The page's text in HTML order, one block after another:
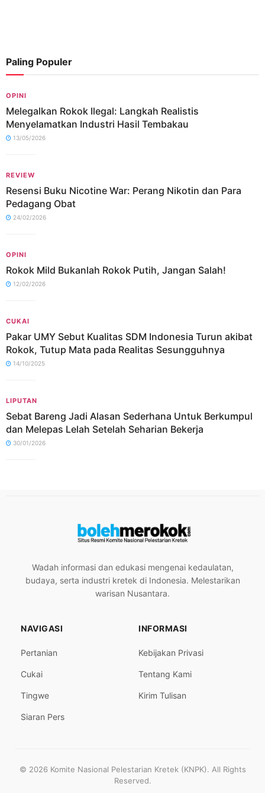
Paling Populer
OPINI
Melegalkan Rokok Ilegal: Langkah Realistis
Menyelamatkan Industri Hasil Tembakau
13/05/2026
REVIEW
Resensi Buku Nicotine War: Perang Nikotin dan Para
Pedagang Obat
24/02/2026
OPINI
Rokok Mild Bukanlah Rokok Putih, Jangan Salah!
12/02/2026
CUKAI
Pakar UMY Sebut Kualitas SDM Indonesia Turun akibat
Rokok, Tutup Mata pada Realitas Sesungguhnya
14/10/2025
LIPUTAN
Sebat Bareng Jadi Alasan Sederhana Untuk Berkumpul
dan Melepas Lelah Setelah Seharian Bekerja
30/01/2026
Wadah informasi dan edukasi mengenai kedaulatan,
budaya, serta industri kretek di Indonesia. Melestarikan
warisan Nusantara.
NAVIGASI
Pertanian
Cukai
Tingwe
Siaran Pers
INFORMASI
Kebijakan Privasi
Tentang Kami
Kirim Tulisan
© 2026 Komite Nasional Pelestarian Kretek (KNPK). All Rights
Reserved.